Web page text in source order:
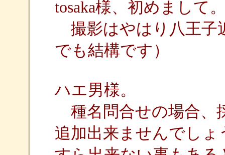
tosaka様、初めまして
撮影はやはり八王子
でも結構です）
ハエ男様。
種名問合せの場合、
追加出来ませんでし